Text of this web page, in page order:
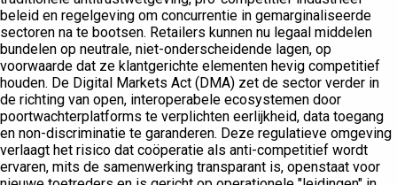
beleid en regelgeving om concurrentie in gemarginaliseerde
sectoren na te bootsen. Retailers kunnen nu legaal middelen
bundelen op neutrale, niet-onderscheidende lagen, op
voorwaarde dat ze klantgerichte elementen hevig competitief
houden. De Digital Markets Act (DMA) zet de sector verder in
de richting van open, interoperabele ecosystemen door
poortwachterplatforms te verplichten eerlijkheid, data toegang
en non-discriminatie te garanderen. Deze regulatieve omgeving
verlaagt het risico dat coöperatie als anti-competitief wordt
ervaren, mits de samenwerking transparant is, openstaat voor